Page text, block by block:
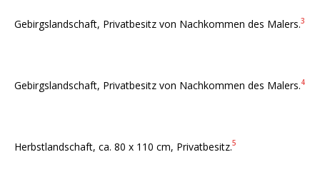
Gebirgslandschaft, Privatbesitz von Nachkommen des Malers.3
Gebirgslandschaft, Privatbesitz von Nachkommen des Malers.4
Herbstlandschaft, ca. 80 x 110 cm, Privatbesitz.5